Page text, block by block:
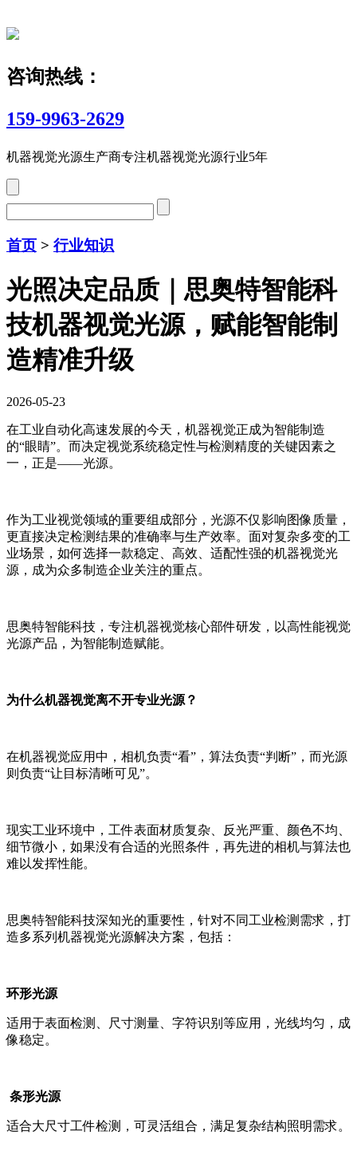
咨询热线：
159-9963-2629
机器视觉光源生产商专注机器视觉光源行业5年
首页 > 行业知识
光照决定品质｜思奥特智能科
技机器视觉光源，赋能智能制
造精准升级
2026-05-23
在工业自动化高速发展的今天，机器视觉正成为智能制造
的“眼睛”。而决定视觉系统稳定性与检测精度的关键因素之
一，正是——光源。
作为工业视觉领域的重要组成部分，光源不仅影响图像质量，
更直接决定检测结果的准确率与生产效率。面对复杂多变的工
业场景，如何选择一款稳定、高效、适配性强的机器视觉光
源，成为众多制造企业关注的重点。
思奥特智能科技，专注机器视觉核心部件研发，以高性能视觉
光源产品，为智能制造赋能。
为什么机器视觉离不开专业光源？
在机器视觉应用中，相机负责“看”，算法负责“判断”，而光源
则负责“让目标清晰可见”。
现实工业环境中，工件表面材质复杂、反光严重、颜色不均、
细节微小，如果没有合适的光照条件，再先进的相机与算法也
难以发挥性能。
思奥特智能科技深知光的重要性，针对不同工业检测需求，打
造多系列机器视觉光源解决方案，包括：
环形光源
适用于表面检测、尺寸测量、字符识别等应用，光线均匀，成
像稳定。
条形光源
适合大尺寸工件检测，可灵活组合，满足复杂结构照明需求。